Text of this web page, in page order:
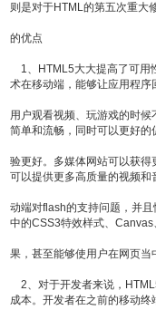
则是对于HTML的第五次重大
的优点
1、HTML5大大提高了可用
术在移动端，能够让应用程序
用户观看视频、玩游戏的时
简单和流畅，同时可以更好
验更好。多媒体网站可以获
可以提供更多高质量的视频
动端对flash的支持问题，并
中的CSS3特效样式、
果，甚至能够使用户在网页当
2、对于开发者来说，
成本。开发者在之前的移动